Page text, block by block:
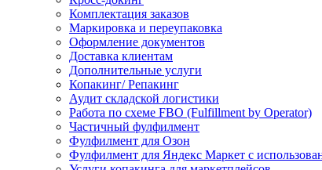
Комплектация заказов
Маркировка и переупаковка
Оформление документов
Доставка клиентам
Дополнительные услуги
Копакинг/ Репакинг
Аудит складской логистики
Работа по схеме FBO (Fulfillment by Operator)
Частичный фулфилмент
Фулфилмент для Озон
Фулфилмент для Яндекс Маркет с